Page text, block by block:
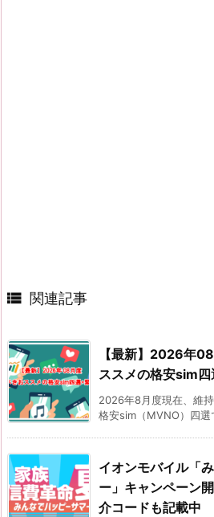
 関連記事
【最新】2026年
ススメの格安sim
2026年8月度現在、維
格安sim（MVNO）四選
イオンモバイル「
ー」キャンペーン
介コードも記載中